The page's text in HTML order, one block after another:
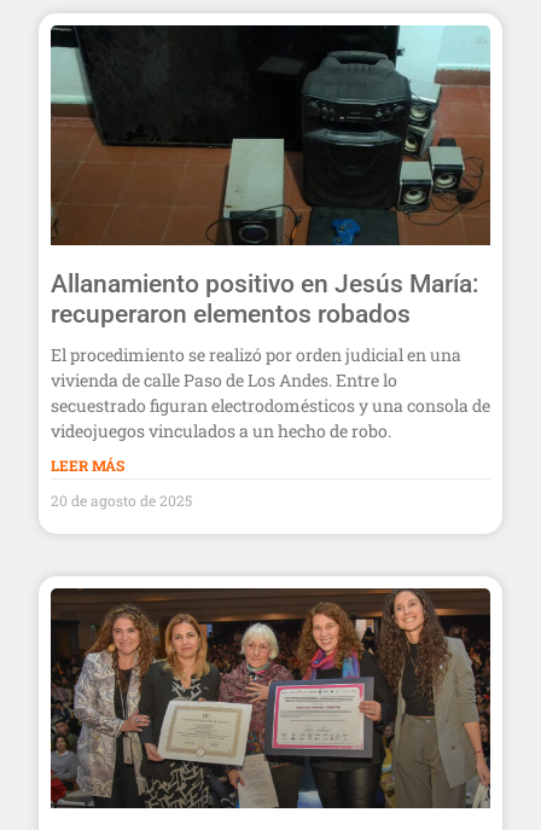
Allanamiento positivo en Jesús María:
recuperaron elementos robados
El procedimiento se realizó por orden judicial en una
vivienda de calle Paso de Los Andes. Entre lo
secuestrado figuran electrodomésticos y una consola de
videojuegos vinculados a un hecho de robo.
LEER MÁS
20 de agosto de 2025